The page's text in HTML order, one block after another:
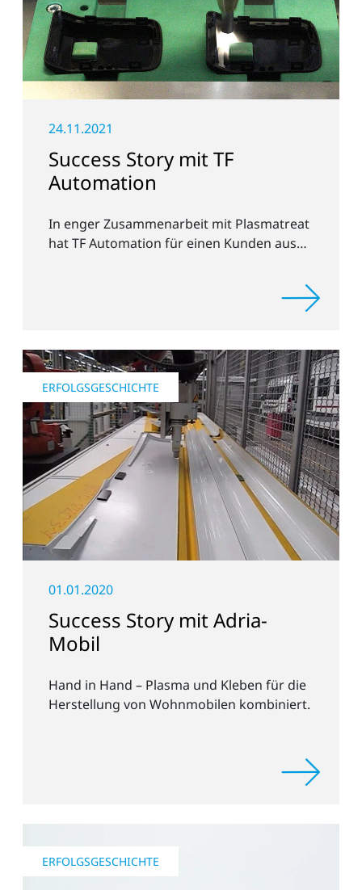
24.11.2021
Success Story mit TF
Automation
In enger Zusammenarbeit mit Plasmatreat
hat TF Automation für einen Kunden aus
Anlagen entwickelt, die zur Vorbehandlung
von Türgriffmulden eingesetzt werden.
ERFOLGSGESCHICHTE
01.01.2020
Success Story mit Adria-
Mobil
Hand in Hand – Plasma und Kleben für die
Herstellung von Wohnmobilen kombiniert.
ERFOLGSGESCHICHTE